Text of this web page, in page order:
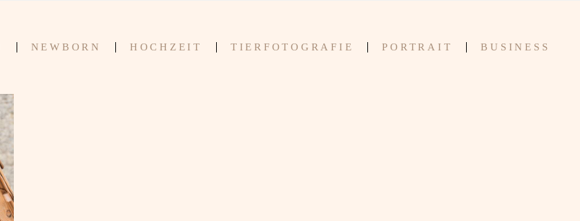
NEWBORN HOCHZEIT TIERFOTOGRAFIE PORTRAIT BUSINESS